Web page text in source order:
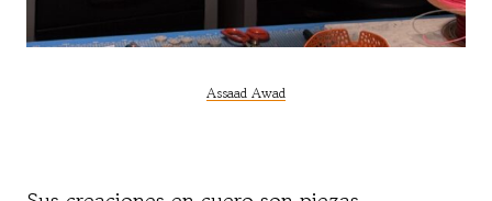
Assaad Awad